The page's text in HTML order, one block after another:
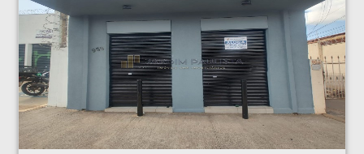
Salão Comercial - Ipiranga - Ribeirão Preto